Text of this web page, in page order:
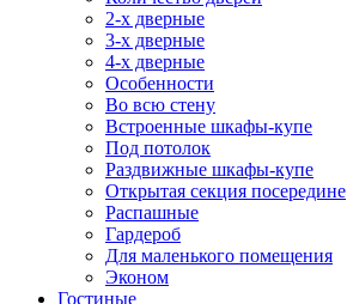
2-х дверные
3-х дверные
4-х дверные
Особенности
Во всю стену
Встроенные шкафы-купе
Под потолок
Раздвижные шкафы-купе
Открытая секция посередине
Распашные
Гардероб
Для маленького помещения
Эконом
Гостиные